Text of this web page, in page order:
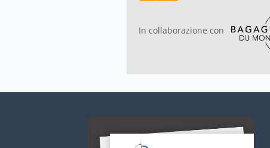
In collaborazione con